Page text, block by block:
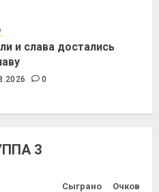
и слава достались
0
3
Сыграно Очков